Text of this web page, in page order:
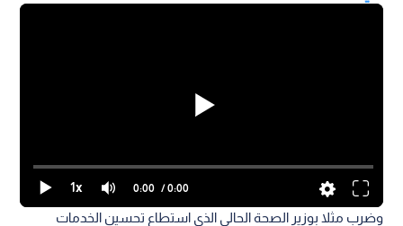
1x 0:00 / 0:00
وضرب مثلا بوزير الصحة الحالي الذي استطاع تحسين الخدمات